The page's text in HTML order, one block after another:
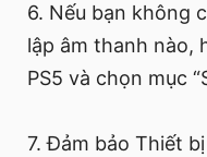
6. Nếu bạn không
lập âm thanh nào,
PS5 và chọn mục
7. Đảm bảo Thiết